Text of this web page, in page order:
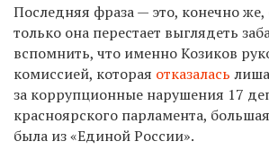
Последняя фраза — это, конечно же,
только она перестает выглядеть
вспомнить, что именно Козиков
комиссией, которая отказалась
за коррупционные нарушения 17
красноярского парламента,
была из «Единой России».